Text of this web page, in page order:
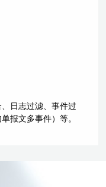
日志过滤、事件过
报文多事件）等。